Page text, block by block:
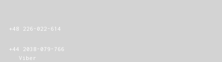
+48 226-022-614
+44 2038-079-766
Viber